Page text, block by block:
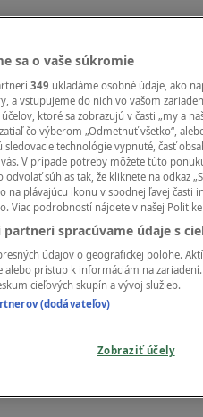
sa o vaše súkromie
349 ukladáme osobné údaje, ako
a vstupujeme do nich vo vašom
ktoré sa zobrazujú v časti „my a
čo výberom „Odmetnuť všetko“,
sledovacie technológie vypnuté, časť
V prípade potreby môžete túto
odvolať súhlas tak, že kliknete na odkaz
na plávajúcu ikonu v spodnej ľavej časti
Viac podrobností nájdete v našej
partneri spracúvame údaje s
údajov o geografickej polohe.
alebo prístup k informáciám na
cieľových skupín a vývoj služieb.
(dodávateľov)
Zobraziť účely